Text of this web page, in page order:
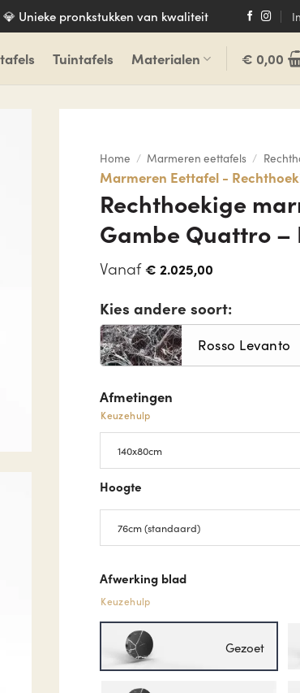
💎 Unieke pronkstukken van kwaliteit
Tuintafels Materialen € 0,00
Home / Marmeren eettafels /
Marmeren Eettafel -
Rechthoekige
Gambe Quattro –
Vanaf€ 2.025,00
Kies andere soort:
Rosso Levanto
Afmetingen
Keuzehulp
Hoogte
Afwerking blad
Keuzehulp
Gezoet